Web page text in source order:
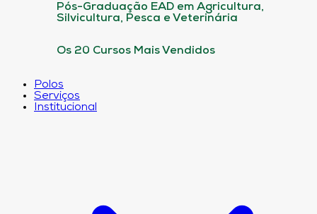
Pós-Graduação EAD em Agricultura,
Silvicultura, Pesca e Veterinária
Os 20 Cursos Mais Vendidos
Polos
Serviços
Institucional